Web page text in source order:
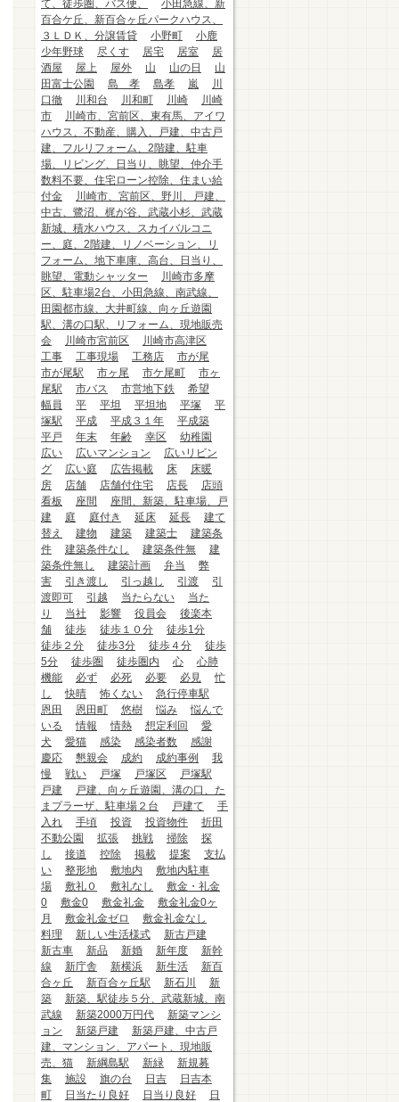
て、徒歩圏、バス便、
小田急線、新
百合ケ丘、新百合ヶ丘パークハウス、
３ＬＤＫ、分譲賃貸
小野町
小鹿
少年野球
尽くす 居宅 居室
居
酒屋
屋上 屋外 山 山の日
山
田富士公園
島 孝 島孝 嵐
川
口徹
川和台 川和町 川崎
川崎
市
川崎市、宮前区、東有馬、アイワ
ハウス、不動産、購入、戸建、中古戸
建、フルリフォーム、2階建、駐車
場、リビング、日当り、眺望、仲介手
数料不要、住宅ローン控除、住まい給
付金
川崎市、宮前区、野川、戸建、
中古、鷺沼、梶が谷、武蔵小杉、武蔵
新城、積水ハウス、スカイバルコニ
ー、庭、2階建、リノベーション、リ
フォーム、地下車庫、高台、日当り、
眺望、電動シャッター
川崎市多摩
区、駐車場2台、小田急線、南武線、
田園都市線、大井町線、向ヶ丘遊園
駅、溝の口駅、リフォーム、現地販売
会
川崎市宮前区
川崎市高津区
工事
工事現場 工務店
市が尾
市が尾駅
市ヶ尾 市ケ尾町
市ヶ
尾駅
市バス 市営地下鉄
希望
幅員
平 平坦 平坦地 平塚
平
塚駅
平成 平成３１年
平成築
平戸
年末 年齢 幸区
幼稚園
広い
広いマンション
広いリビン
グ
広い庭 広告掲載 床
床暖
房
店舗 店舗付住宅 店長
店頭
看板
座間
座間、新築、駐車場、戸
建
庭 庭付き 延床 延長
建て
替え
建物 建築 建築士
建築条
件
建築条件なし 建築条件無
建
築条件無し
建築計画 弁当
弊
害
引き渡し 引っ越し 引渡
引
渡即可
引越 当たらない
当た
り
当社 影響 役員会
後楽本
舗
徒歩 徒歩１０分
徒歩1分
徒歩２分
徒歩3分 徒歩４分
徒歩
5分
徒歩圏 徒歩圏内 心
心肺
機能
必ず 必死 必要 必見
忙
し
快晴 怖くない
急行停車駅
恩田
恩田町 悠樹 悩み
悩んで
いる
情報 情熱 想定利回
愛
犬
愛猫 感染 感染者数
感謝
慶応
懇親会 成約 成約事例
我
慢
戦い 戸塚 戸塚区
戸塚駅
戸建
戸建、向ヶ丘遊園、溝の口、た
まプラーザ、駐車場２台
戸建て
手
入れ
手頃 投資 投資物件
折田
不動公園
拡張 挑戦 掃除
探
し
接道 控除 掲載 提案
支払
い
整形地 敷地内
敷地内駐車
場
敷礼０ 敷礼なし
敷金・礼金
0
敷金0 敷金礼金
敷金礼金0ヶ
月
敷金礼金ゼロ
敷金礼金なし
料理
新しい生活様式
新古戸建
新古車
新品 新婚 新年度
新幹
線
新庁舎 新横浜 新生活
新百
合ヶ丘
新百合ヶ丘駅 新石川
新
築
新築、駅徒歩５分、武蔵新城、南
武線
新築2000万円代
新築マンシ
ョン
新築戸建
新築戸建、中古戸
建、マンション、アパート、現地販
売、猫
新綱島駅 新緑
新規募
集
施設 旗の台 日吉
日吉本
町
日当たり良好 日当り良好
日